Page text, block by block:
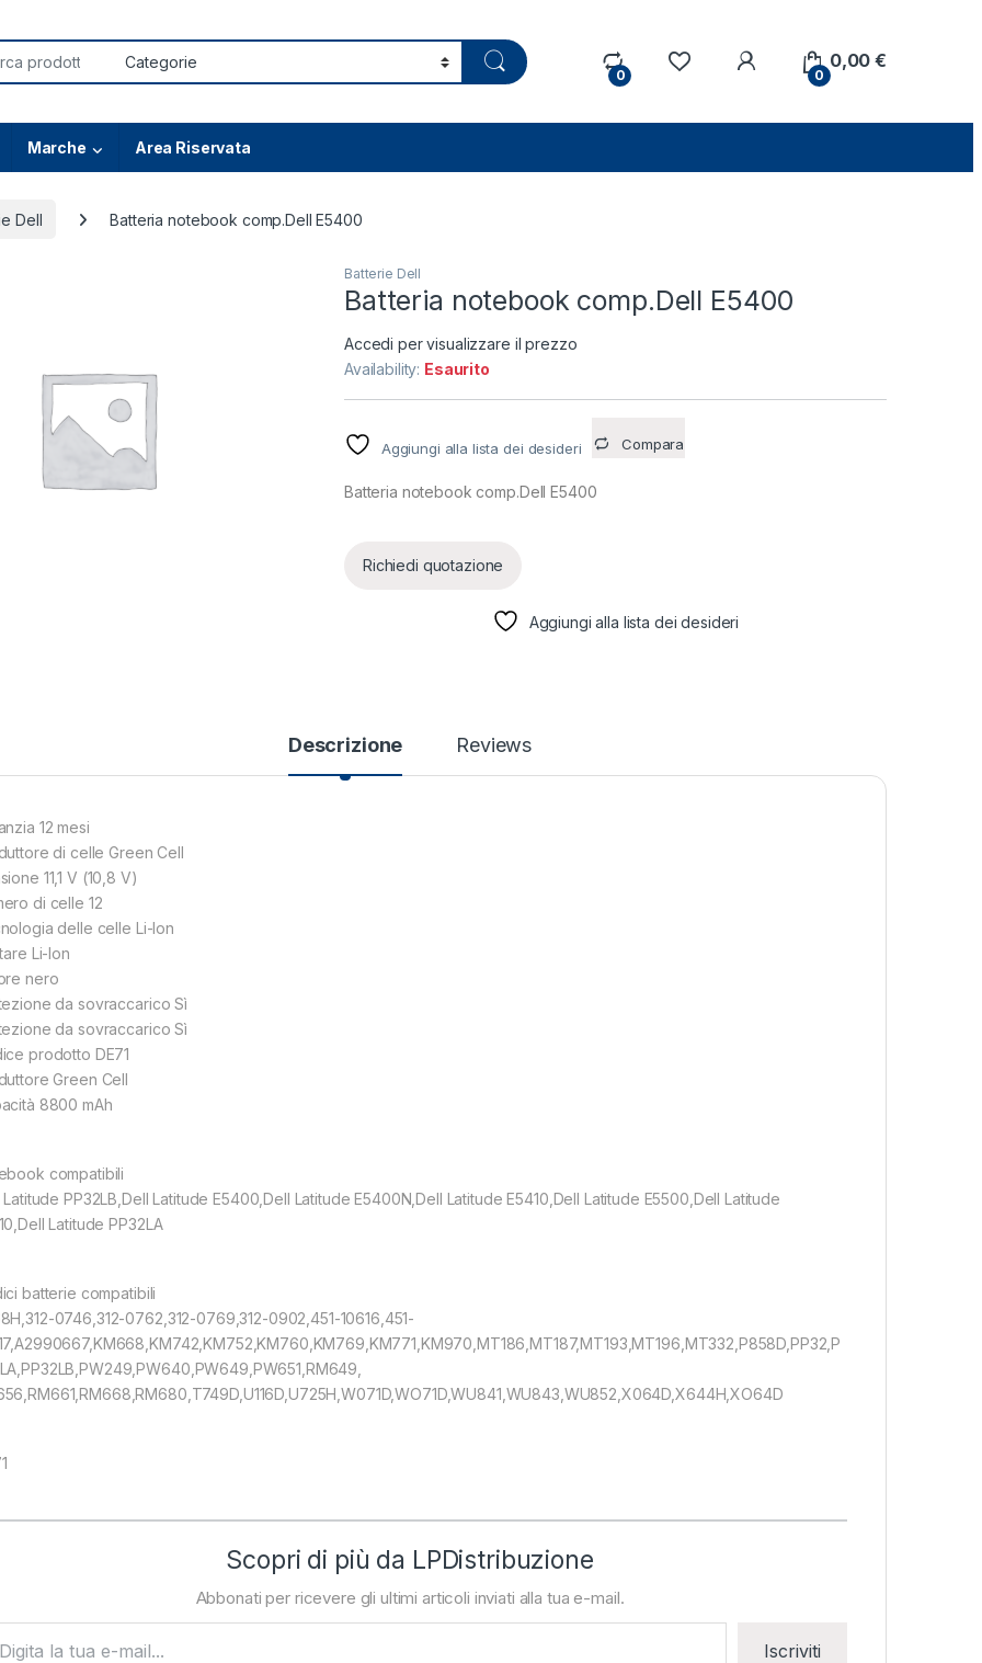
0 0
0,00€
Marche Area Riservata
Dell Batteria notebook comp.Dell E5400
Batterie Dell
Batteria notebook comp.Dell E5400
Accedi per visualizzare il prezzo
Availability: Esaurito
Aggiungi alla lista dei desideri Compara
Batteria notebook comp.Dell E5400
Richiedi quotazione
Aggiungi alla lista dei desideri
Descrizione Reviews
12 mesi
di celle Green Cell
11,1 V (10,8 V)
di celle 12
delle celle Li-Ion
Li-lon
nero
da sovraccarico Sì
da sovraccarico Sì
prodotto DE71
Green Cell
8800 mAh
compatibili
Latitude PP32LB,Dell Latitude E5400,Dell Latitude E5400N,Dell Latitude E5410,Dell Latitude E5500,Dell Latitude
Latitude PP32LA
batterie compatibili
0746,312-0762,312-0769,312-0902,451-10616,451-
Scopri di più da LPDistribuzione
Abbonati per ricevere gli ultimi articoli inviati alla tua e-mail.
Iscriviti